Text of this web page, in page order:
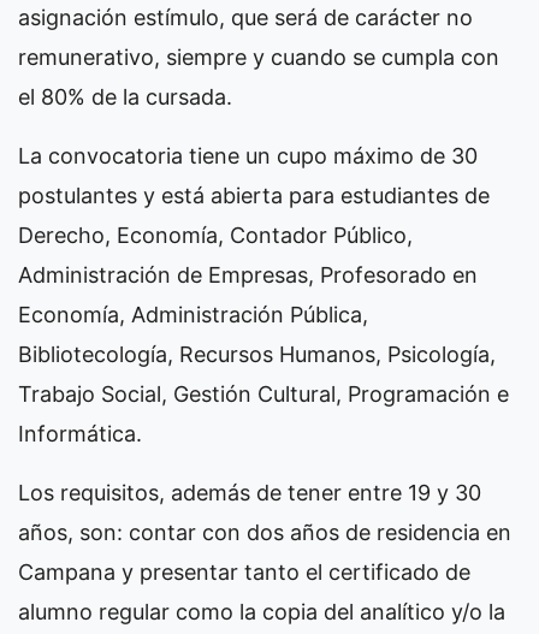
asignación estímulo, que será de carácter no
remunerativo, siempre y cuando se cumpla con
el 80% de la cursada.
La convocatoria tiene un cupo máximo de 30
postulantes y está abierta para estudiantes de
Derecho, Economía, Contador Público,
Administración de Empresas, Profesorado en
Economía, Administración Pública,
Bibliotecología, Recursos Humanos, Psicología,
Trabajo Social, Gestión Cultural, Programación e
Informática.
Los requisitos, además de tener entre 19 y 30
años, son: contar con dos años de residencia en
Campana y presentar tanto el certificado de
alumno regular como la copia del analítico y/o la